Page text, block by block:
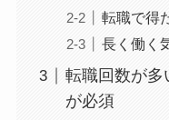
転職で得
長く働く
転職回数が多
が必須